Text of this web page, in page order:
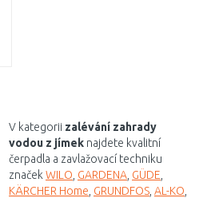
V kategorii zalévání zahrady
vodou z jímek najdete kvalitní
čerpadla a zavlažovací techniku
značek WILO GARDENA GÜDE
KÄRCHER Home GRUNDFOS AL-KO